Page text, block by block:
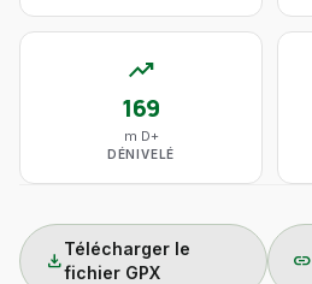
trending_up
169
m D+
DÉNIVELÉ
download
Télécharger le
fichier GPX
link